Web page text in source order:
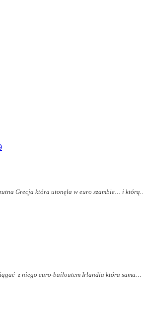
Grecja która utonęła w euro szambie… i którą…
z niego euro-bailoutem Irlandia która sama…